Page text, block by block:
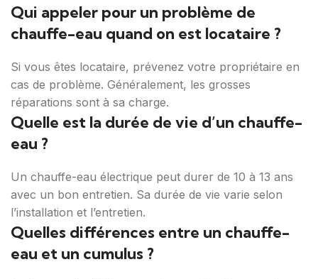
Qui appeler pour un problème de
chauffe-eau quand on est locataire ?
Si vous êtes locataire, prévenez votre propriétaire en
cas de problème. Généralement, les grosses
réparations sont à sa charge.
Quelle est la durée de vie d’un chauffe-
eau ?
Un chauffe-eau électrique peut durer de 10 à 13 ans
avec un bon entretien. Sa durée de vie varie selon
l’installation et l’entretien.
Quelles différences entre un chauffe-
eau et un cumulus ?